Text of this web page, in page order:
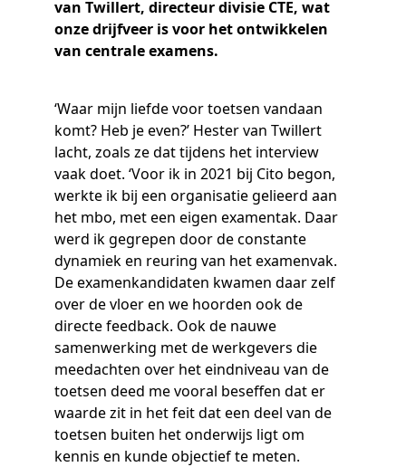
Bestellen
Samen bouwen voor het vo
Nieuwsbrief Kijk- en luistertoetsen
Ondersteuning
Training Toetsdeskundige
Training Examencommissie
Aanmelden nieuwsbrief ho
Snel naar
Academische Woordenschattoets
Onze opdrachtgevers
Alfabetisering
Snel naar
Alfa-toetsen Volwassenenonderwijs
Alfa-toetsen ISK
Meer (beroeps)examens
NLQF kwalificatie
Zorg & welzijn
Nienke Elijzen
Kim Hendriks-Cornelissen
Saila Kiriwenno-Dovermann
Peter van den Berg
Wouter Roelofs
Promotieonderzoek
Snel naar
Themadossier basisvaardigheden
Een toets beoordelen
De leeropbrengst van toetsen
Kennisbank Stichting Cito
Toetstechnische begrippenlijst
Werken bij
Docenten gezocht
Zzp-trainers gezocht
Stageopdrachten
Collega's aan het woord
van Twillert, directeur divisie CTE, wat
onze drijfveer is voor het ontwikkelen
van centrale examens.
‘Waar mijn liefde voor toetsen vandaan
komt? Heb je even?’ Hester van Twillert
lacht, zoals ze dat tijdens het interview
vaak doet. ‘Voor ik in 2021 bij Cito begon,
werkte ik bij een organisatie gelieerd aan
het mbo, met een eigen examentak. Daar
werd ik gegrepen door de constante
dynamiek en reuring van het examenvak.
De examenkandidaten kwamen daar zelf
over de vloer en we hoorden ook de
directe feedback. Ook de nauwe
samenwerking met de werkgevers die
meedachten over het eindniveau van de
toetsen deed me vooral beseffen dat er
waarde zit in het feit dat een deel van de
toetsen buiten het onderwijs ligt om
kennis en kunde objectief te meten.